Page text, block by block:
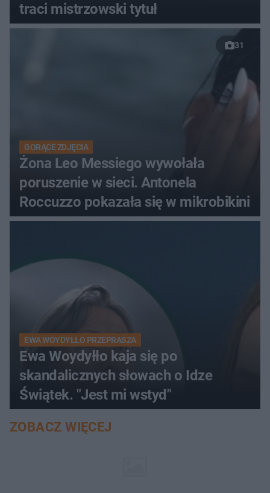
traci mistrzowski tytuł
31
GORĄCE ZDJĘCIA
Żona Leo Messiego wywołała
poruszenie w sieci. Antonela
Roccuzzo pokazała się w mikrobikini
EWA WOYDYŁŁO PRZEPRASZA
Ewa Woydyłło kaja się po
skandalicznych słowach o Idze
Świątek. "Jest mi wstyd"
ZOBACZ WIĘCEJ